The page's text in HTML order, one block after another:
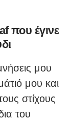
που έγινε
μου
μου και
στίχους
του